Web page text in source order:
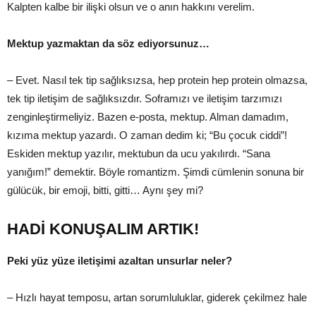
Kalpten kalbe bir ilişki olsun ve o anın hakkını verelim.
Mektup yazmaktan da söz ediyorsunuz…
– Evet. Nasıl tek tip sağlıksızsa, hep protein hep protein olmazsa,
tek tip iletişim de sağlıksızdır. Soframızı ve iletişim tarzımızı
zenginleştirmeliyiz. Bazen e-posta, mektup. Alman damadım,
kızıma mektup yazardı. O zaman dedim ki; “Bu çocuk ciddi”!
Eskiden mektup yazılır, mektubun da ucu yakılırdı. “Sana
yanığım!” demektir. Böyle romantizm. Şimdi cümlenin sonuna bir
gülücük, bir emoji, bitti, gitti… Aynı şey mi?
HADİ KONUŞALIM ARTIK!
Peki yüz yüze iletişimi azaltan unsurlar neler?
– Hızlı hayat temposu, artan sorumluluklar, giderek çekilmez hale